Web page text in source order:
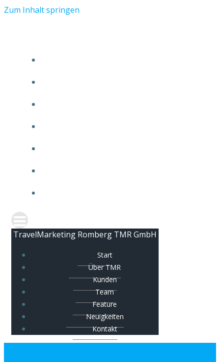
Zum Inhalt springen
TravelMarketing Romberg TMR GmbH
Start
Über TMR
Kunden
Team
Feature
Neuigkeiten
Kontakt